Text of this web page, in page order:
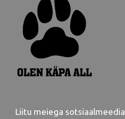
Liitu meiega